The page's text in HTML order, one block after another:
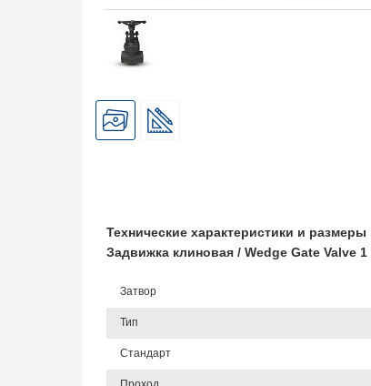
Технические характеристики и размеры
Задвижка клиновая / Wedge Gate Valve 1
Затвор
Тип
Стандарт